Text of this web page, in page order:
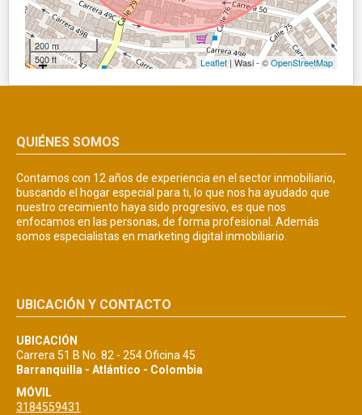
200 m
500 ft
Leaflet | Wasi - ©OpenStreetMap
QUIÉNES SOMOS
Contamos con 12 años de experiencia en el sector inmobiliario,
buscando el hogar especial para ti, lo que nos ha ayudado que
nuestro crecimiento haya sido progresivo, es que nos
enfocamos en las personas, de forma profesional. Además
somos especialistas en marketing digital inmobiliario.
UBICACIÓN Y CONTACTO
UBICACIÓN
Carrera 51 B No. 82 - 254 Oficina 45
Barranquilla - Atlántico - Colombia
MÓVIL
3184559431